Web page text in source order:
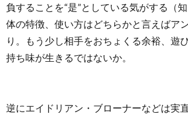
負することを“是”としている気がする（
体の特徴、使い方はどちらかと言えばア
り。もう少し相手をおちょくる余裕、遊
持ち味が生きるではないか。
逆にエイドリアン・ブローナーなどは実